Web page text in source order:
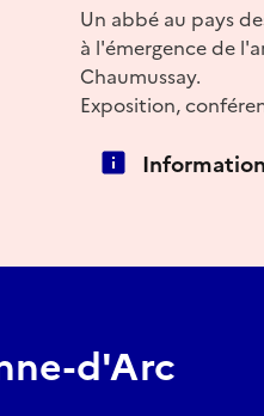
Un abbé au pays
à l'émergence de
Chaumussay.
Exposition,
d'Arc